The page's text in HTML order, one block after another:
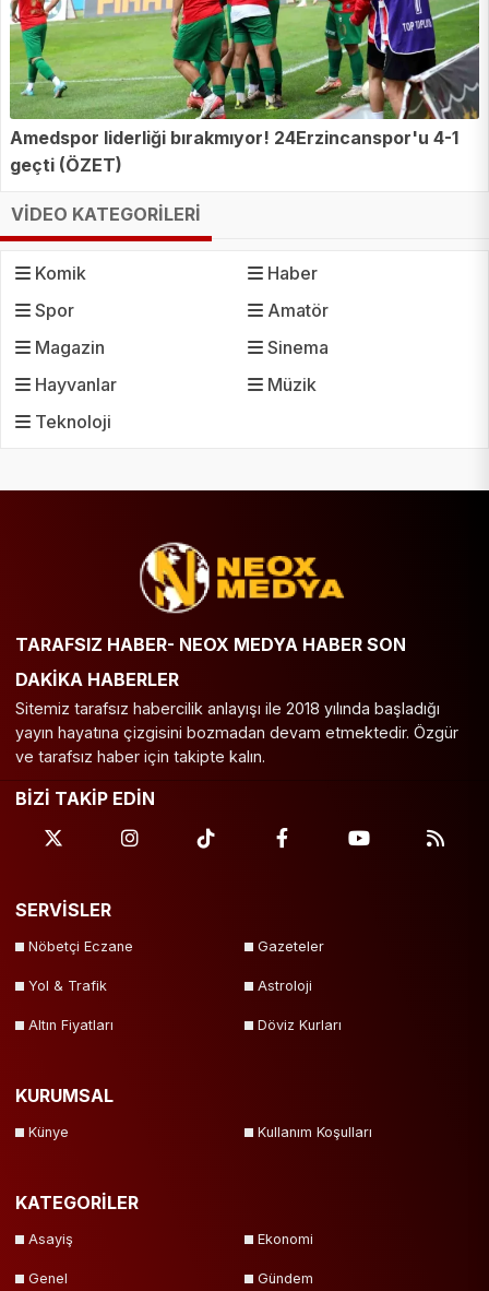
Amedspor liderliği bırakmıyor! 24Erzincanspor'u 4-1
geçti (ÖZET)
VİDEO KATEGORİLERİ
Komik
Haber
Spor
Amatör
Magazin
Sinema
Hayvanlar
Müzik
Teknoloji
TARAFSIZ HABER- NEOX MEDYA HABER SON
DAKİKA HABERLER
Sitemiz tarafsız habercilik anlayışı ile 2018 yılında başladığı
yayın hayatına çizgisini bozmadan devam etmektedir. Özgür
ve tarafsız haber için takipte kalın.
BİZİ TAKİP EDİN
SERVİSLER
Nöbetçi Eczane Gazeteler
Yol & Trafik Astroloji
Altın Fiyatları Döviz Kurları
KURUMSAL
Künye Kullanım Koşulları
KATEGORİLER
Asayiş Ekonomi
Genel Gündem